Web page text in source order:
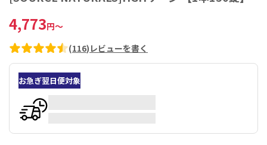
4,773円～
(116) レビューを書く
お急ぎ翌日便対象